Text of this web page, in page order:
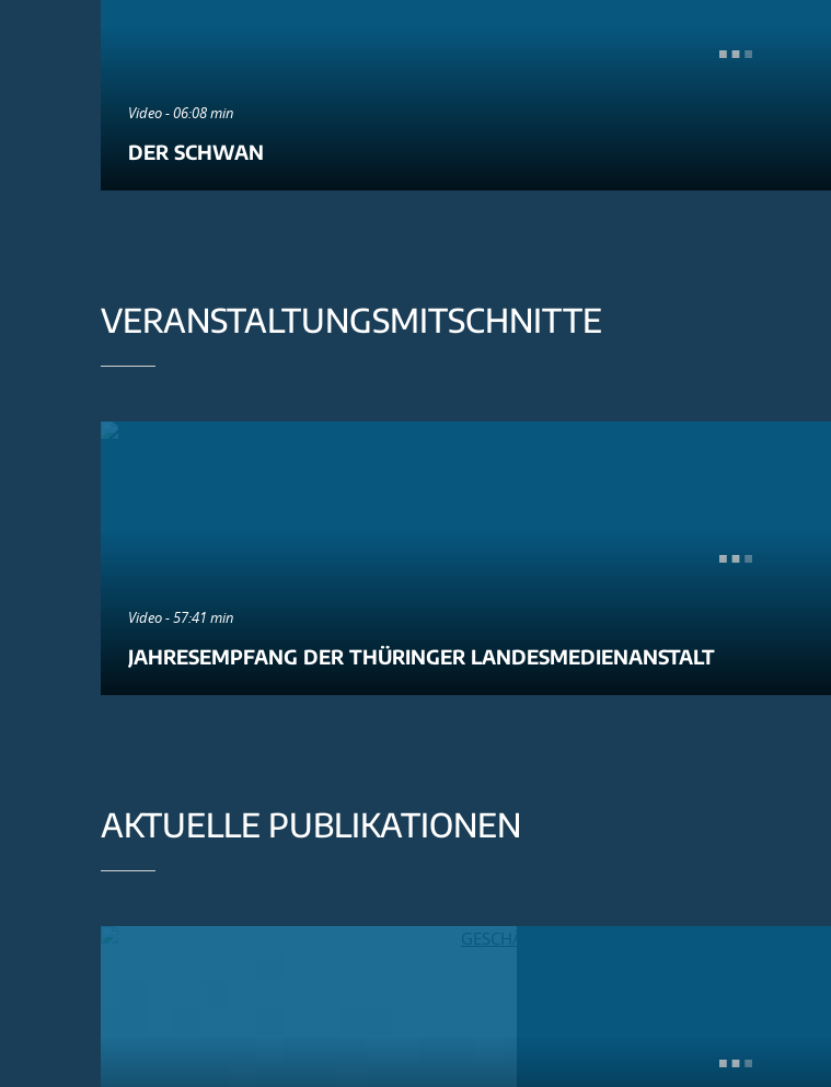
Video - 06:08 min
DER SCHWAN
VERANSTALTUNGSMITSCHNITTE
Video - 57:41 min
JAHRESEMPFANG DER THÜRINGER LANDESMEDIENANSTALT
AKTUELLE PUBLIKATIONEN